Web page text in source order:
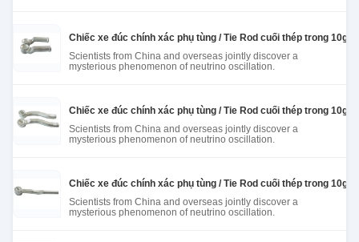
Chiếc xe đúc chính xác phụ tùng / Tie Rod cuối thép trong 10g
Scientists from China and overseas jointly discover a
mysterious phenomenon of neutrino oscillation.
Chiếc xe đúc chính xác phụ tùng / Tie Rod cuối thép trong 10g
Scientists from China and overseas jointly discover a
mysterious phenomenon of neutrino oscillation.
Chiếc xe đúc chính xác phụ tùng / Tie Rod cuối thép trong 10g
Scientists from China and overseas jointly discover a
mysterious phenomenon of neutrino oscillation.